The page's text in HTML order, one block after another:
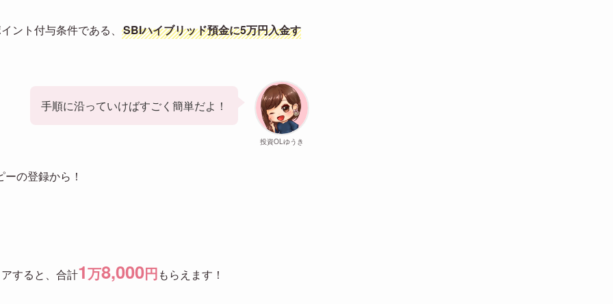
ント付与条件である、 SBIハイブリッド預金に5万円入金す
投資OLゆうき
手順に沿っていけばすごく簡単だよ！
の登録から！
すると、合計1万8,000円もらえます！